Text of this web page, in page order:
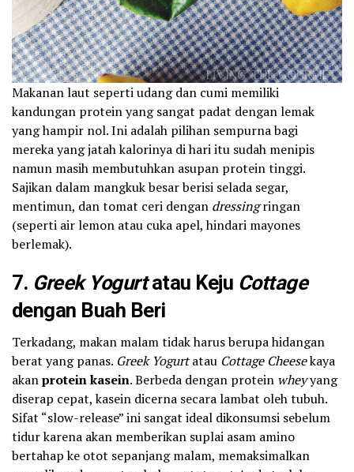
Makanan laut seperti udang dan cumi memiliki
kandungan protein yang sangat padat dengan lemak
yang hampir nol. Ini adalah pilihan sempurna bagi
mereka yang jatah kalorinya di hari itu sudah menipis
namun masih membutuhkan asupan protein tinggi.
Sajikan dalam mangkuk besar berisi selada segar,
mentimun, dan tomat ceri dengan dressingringan
(seperti air lemon atau cuka apel, hindari mayones
berlemak).
7. Greek Yogurtatau Keju Cottage
dengan Buah Beri
Terkadang, makan malam tidak harus berupa hidangan
berat yang panas. Greek Yogurtatau Cottage Cheesekaya
akanprotein kasein. Berbeda dengan protein wheyyang
diserap cepat, kasein dicerna secara lambat oleh tubuh.
Sifat “slow-release” ini sangat ideal dikonsumsi sebelum
tidur karena akan memberikan suplai asam amino
bertahap ke otot sepanjang malam, memaksimalkan